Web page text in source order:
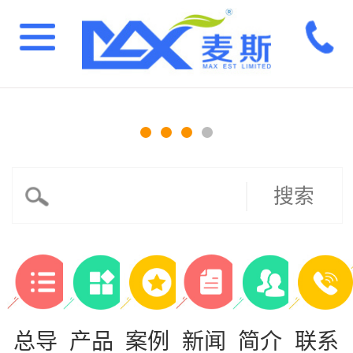
搜索
总导 产品 案例 新闻 简介 联系